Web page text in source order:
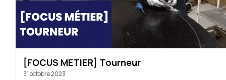
[FOCUS METIER] Tourneur
31 octobre 2023